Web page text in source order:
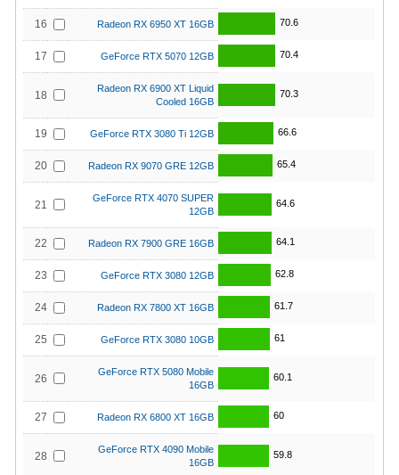
16 Radeon RX 6950 XT 16GB 70.6
17 GeForce RTX 5070 12GB 70.4
18
Radeon RX 6900 XT Liquid
Cooled 16GB
70.3
19 GeForce RTX 3080 Ti 12GB 66.6
20 Radeon RX 9070 GRE 12GB 65.4
21
GeForce RTX 4070 SUPER
12GB
64.6
22 Radeon RX 7900 GRE 16GB 64.1
23 GeForce RTX 3080 12GB 62.8
24 Radeon RX 7800 XT 16GB 61.7
25 GeForce RTX 3080 10GB 61
26
GeForce RTX 5080 Mobile
16GB
60.1
27 Radeon RX 6800 XT 16GB 60
28
GeForce RTX 4090 Mobile
16GB
59.8